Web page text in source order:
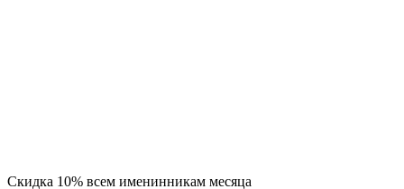
Скидка 10% всем именинникам месяца